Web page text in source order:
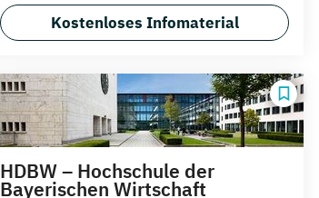
Kostenloses Infomaterial
HDBW – Hochschule der
Bayerischen Wirtschaft